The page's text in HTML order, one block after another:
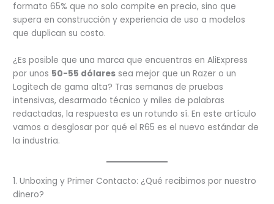
formato 65% que no solo compite en precio, sino que
supera en construcción y experiencia de uso a modelos
que duplican su costo.
¿Es posible que una marca que encuentras en AliExpress
por unos 50-55 dólares sea mejor que un Razer o un
Logitech de gama alta? Tras semanas de pruebas
intensivas, desarmado técnico y miles de palabras
redactadas, la respuesta es un rotundo sí. En este artículo
vamos a desglosar por qué el R65 es el nuevo estándar de
la industria.
1. Unboxing y Primer Contacto: ¿Qué recibimos por nuestro
dinero?